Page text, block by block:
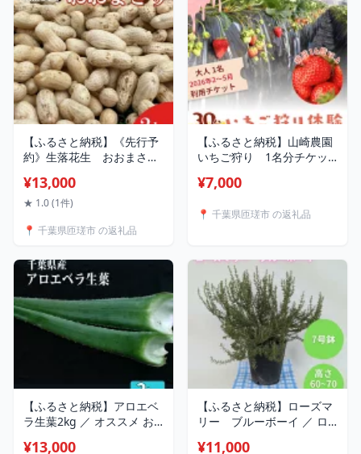
【ふるさと納税】《先行予
約》生落花生 おおまさ
せい ラッカセイ おおまさ
り 茹で落花生 産地直送 産
¥13,000
★ 1.0 (1件)
📍 千葉県匝瑳市 の返礼品
【ふるさと納税】山崎農園
いちご狩り 1名分チケッ
ロベリー いちご狩り イチ
り 体験 チケット とちおと
¥7,000
📍 千葉県匝瑳市 の返礼品
【ふるさと納税】アロエベ
ラ生葉2kg ／ オススメ お
¥13,000
【ふるさと納税】ローズマ
リー ブルーボーイ ／ ロ
¥11,000